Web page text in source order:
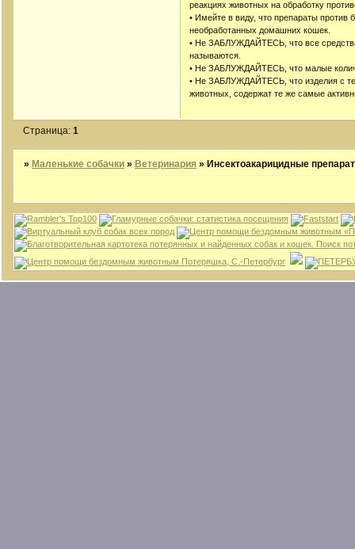
реакциях животных на обработку
• Имейте в виду, что препараты против
необработанных домашних кошек.
• Не ЗАБЛУЖДАЙТЕСЬ, что все
называются.
• Не ЗАБЛУЖДАЙТЕСЬ, что малые
• Не ЗАБЛУЖДАЙТЕСЬ, что изделия с
животных, содержат те же самые
Страница:1
» Маленькие собачки » Ветеринария »Инсектоакарицидные